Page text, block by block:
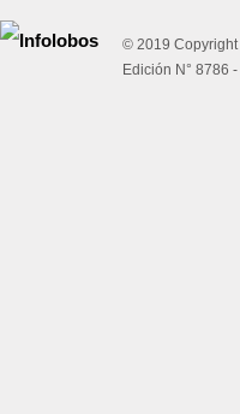
© 2019 Copyright
Edición N° 8786 -